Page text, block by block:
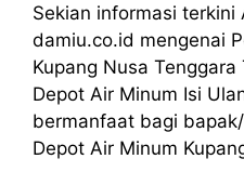
Sekian informasi
damiu.co.id mengenai
Kupang Nusa
Depot Air Minum Isi
bermanfaat bagi
Depot Air Minum